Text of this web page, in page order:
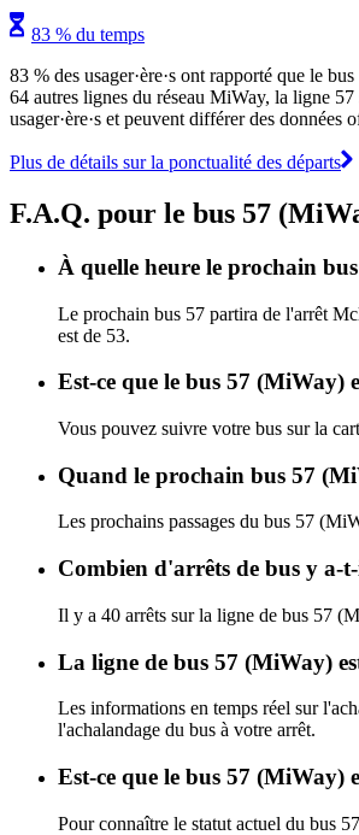
83 % du temps
83 % des usager·ère·s ont rapporté que le
64 autres lignes du réseau MiWay, la ligne
usager·ère·s et peuvent différer des
Plus de détails sur la ponctualité des départs
F.A.Q. pour le bus 57
À quelle heure le prochain
Le prochain bus 57 partira de l'arrêt
est de 53.
Est-ce que le bus 57 (MiWay)
Vous pouvez suivre votre bus sur la
Quand le prochain bus 57
Les prochains passages du bus 57
Combien d'arrêts de bus y
Il y a 40 arrêts sur la ligne de bus 57
La ligne de bus 57 (MiWay)
Les informations en temps réel sur
l'achalandage du bus à votre arrêt.
Est-ce que le bus 57 (MiWay)
Pour connaître le statut actuel du bus